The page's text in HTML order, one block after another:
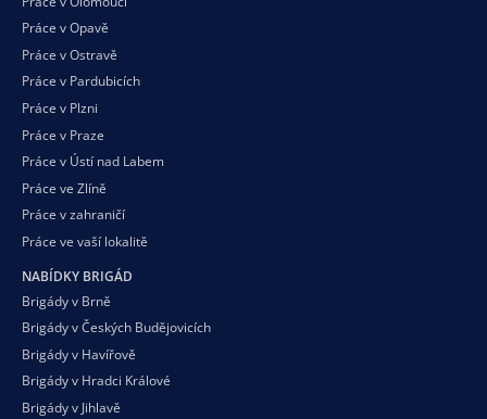
Práce v Opavě
Práce v Ostravě
Práce v Pardubicích
Práce v Plzni
Práce v Praze
Práce v Ústí nad Labem
Práce ve Zlíně
Práce v zahraničí
Práce ve vaší lokalitě
NABÍDKY BRIGÁD
Brigády v Brně
Brigády v Českých Budějovicích
Brigády v Havířově
Brigády v Hradci Králové
Brigády v Jihlavě